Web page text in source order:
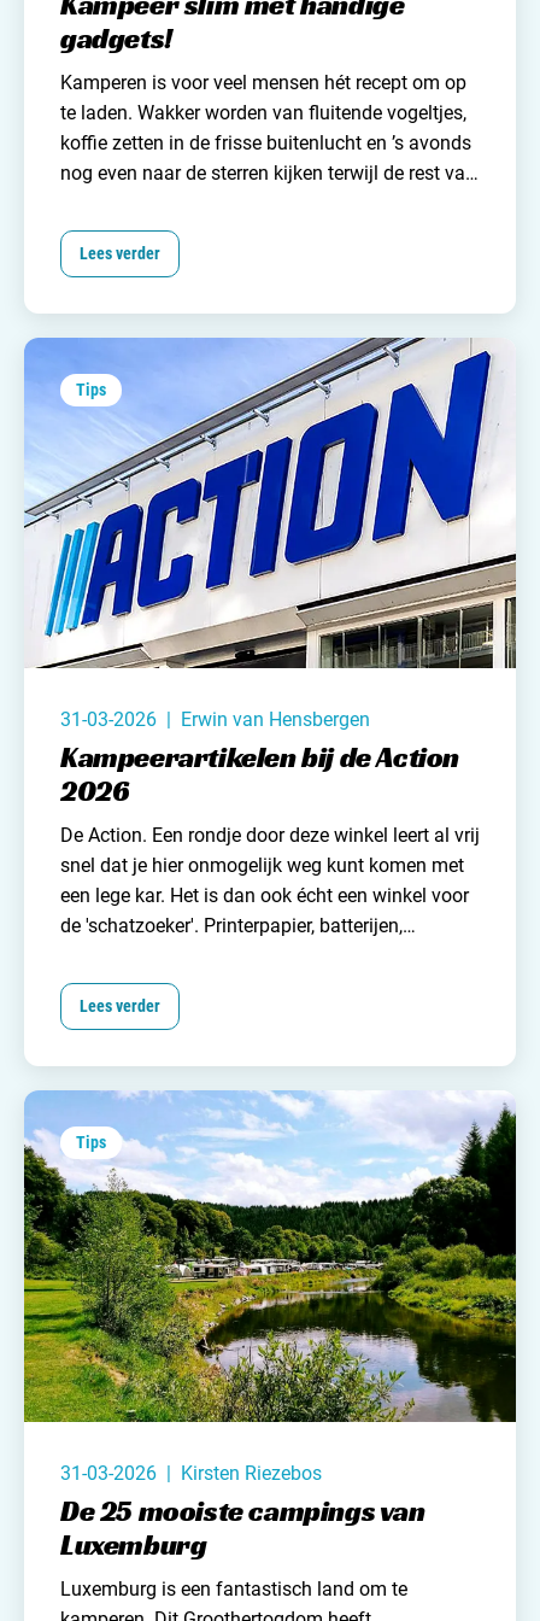
gadgets!
Kamperen is voor veel mensen hét recept om op
te laden. Wakker worden van fluitende vogeltjes,
koffie zetten in de frisse buitenlucht en ’s avonds
nog even naar de sterren kijken terwijl de rest van
hoe idyllisch dit ook klinkt, de wereld is technisch
gezien nogal vooruitgegaan. Dingen zijn
naar de camping vindt, zonder gegoochel met
een onmogelijk grote landkaart op schoot. En een
klein beetje technische hulp kan ook het
kampeerleven nét even wat makkelijker maken.
Lees verder
Tips
31-03-2026 | Erwin van Hensbergen
Kampeerartikelen bij de Action
2026
De Action. Een rondje door deze winkel leert al vrij
snel dat je hier onmogelijk weg kunt komen met
een lege kar. Het is dan ook écht een winkel voor
de 'schatzoeker'. Printerpapier, batterijen,
Kerstversiering, schroeven, speelgoed en nog heel
veel meer!Budgetketen de Action heeft voor een
jou - een lijstje samengesteld met de leukste
kampeerspullen bij de Action.
Lees verder
Tips
31-03-2026 | Kirsten Riezebos
De 25 mooiste campings van
Luxemburg
Luxemburg is een fantastisch land om te